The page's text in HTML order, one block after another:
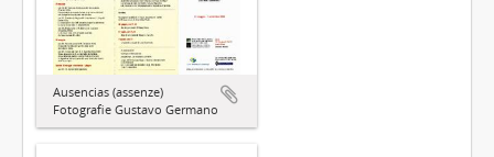
Ausencias (assenze)
Fotografie Gustavo Germano